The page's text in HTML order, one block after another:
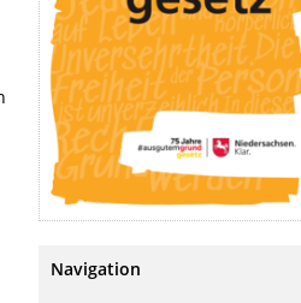
Navigation